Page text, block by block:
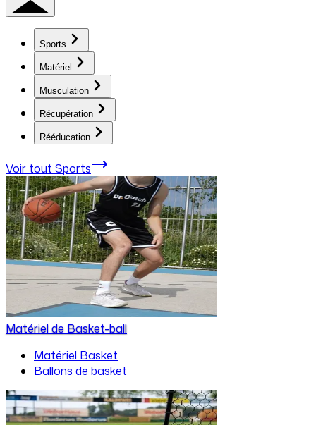
Sports
Matériel
Musculation
Récupération
Rééducation
Voir tout Sports
Matériel de Basket-ball
Matériel Basket
Ballons de basket